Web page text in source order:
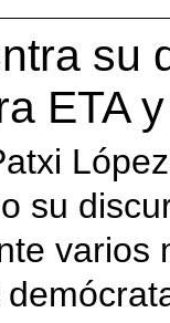
su
ETA
su
varios